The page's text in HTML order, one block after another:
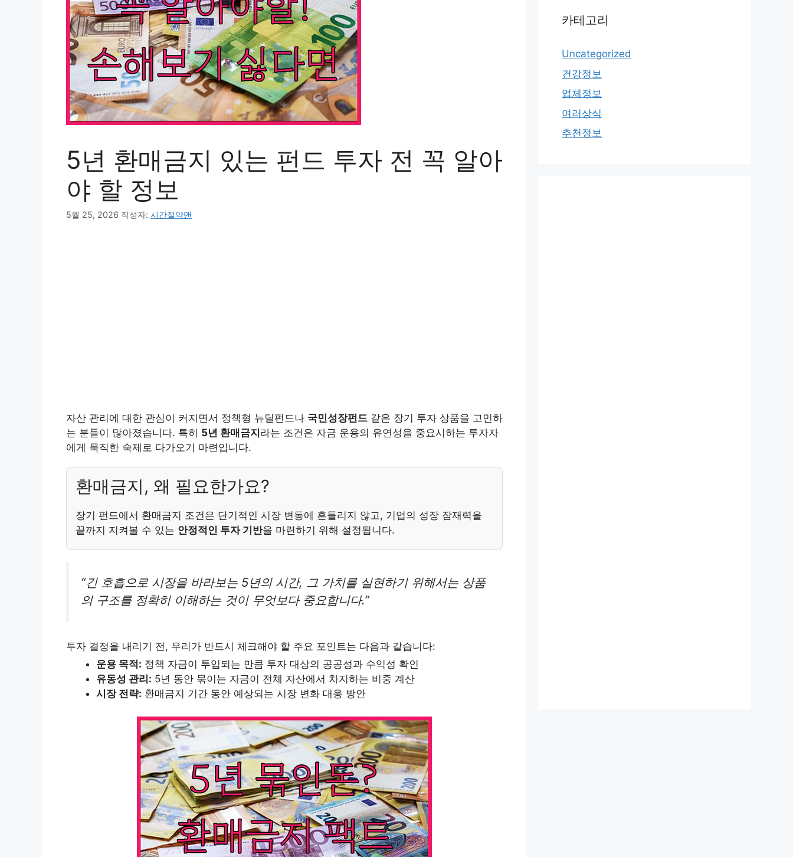
5년 환매금지 있는 펀드 투자 전 꼭 알아
야 할 정보
5월 25, 2026 작성자: 시간절약맨
자산 관리에 대한 관심이 커지면서 정책형 뉴딜펀드나 국민성장펀드 같은 장기 투자 상품을 고민하
는 분들이 많아졌습니다. 특히 5년 환매금지 라는 조건은 자금 운용의 유연성을 중요시하는 투자자
에게 묵직한 숙제로 다가오기 마련입니다.
환매금지, 왜 필요한가요?
장기 펀드에서 환매금지 조건은 단기적인 시장 변동에 흔들리지 않고, 기업의 성장 잠재력을
끝까지 지켜볼 수 있는 안정적인 투자 기반을 마련하기 위해 설정됩니다.
“긴 호흡으로 시장을 바라보는 5년의 시간, 그 가치를 실현하기 위해서는 상품
의 구조를 정확히 이해하는 것이 무엇보다 중요합니다.”
투자 결정을 내리기 전, 우리가 반드시 체크해야 할 주요 포인트는 다음과 같습니다:
운용 목적: 정책 자금이 투입되는 만큼 투자 대상의 공공성과 수익성 확인
유동성 관리: 5년 동안 묶이는 자금이 전체 자산에서 차지하는 비중 계산
시장 전략: 환매금지 기간 동안 예상되는 시장 변화 대응 방안
카테고리
Uncategorized
건강정보
업체정보
여러상식
추천정보